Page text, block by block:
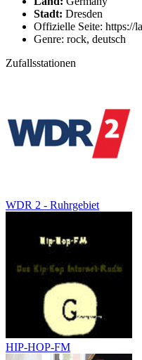
Stadt: Dresden
Offizielle Seite: https://
Genre: rock, deutsch
Zufallsstationen
WDR 2 - Ruhrgebiet
HIP-HOP-FM